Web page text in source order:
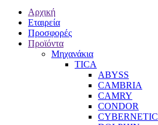
Αρχική
Εταιρεία
Προσφορές
Προϊόντα
Μηχανάκια
TICA
ABYSS
CAMBRIA
CAMRY
CONDOR
CYBERNETIC